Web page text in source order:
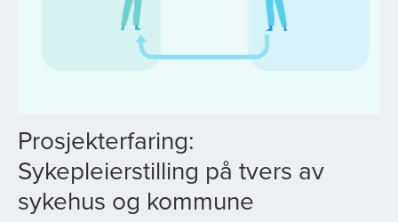
Prosjekterfaring:
Sykepleierstilling på tvers av
sykehus og kommune